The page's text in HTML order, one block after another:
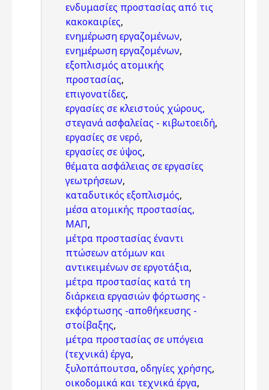
ενδυμασίες προστασίας από τις
κακοκαιρίες,
ενημέρωση εργαζομένων,
ενημέρωση εργαζομένων,
εξοπλισμός ατομικής
προστασίας,
επιγονατίδες,
εργασίες σε κλειστούς χώρους,
στεγανά ασφαλείας - κιβωτοειδή,
εργασίες σε νερό,
εργασίες σε ύψος,
θέματα ασφάλειας σε εργασίες
γεωτρήσεων,
καταδυτικός εξοπλισμός,
μέσα ατομικής προστασίας,
ΜΑΠ,
μέτρα προστασίας έναντι
πτώσεων ατόμων και
αντικειμένων σε εργοτάξια,
μέτρα προστασίας κατά τη
διάρκεια εργασιών φόρτωσης -
εκφόρτωσης -αποθήκευσης -
στοίβαξης,
μέτρα προστασίας σε υπόγεια
(τεχνικά) έργα,
ξυλοπάπουτσα, οδηγίες χρήσης,
οικοδομικά και τεχνικά έργα,